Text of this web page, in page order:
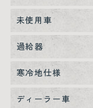
未使用車
過給器
寒冷地仕様
ディーラー車